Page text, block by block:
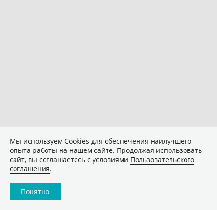
Мы используем Сookies для обеспечения наилучшего
опыта работы на нашем сайте. Продолжая использовать
сайт, вы соглашаетесь с условиями Пользовательского
соглашения.
Понятно